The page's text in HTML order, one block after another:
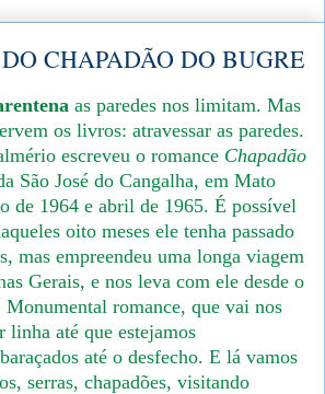
CHAPADÃO DO BUGRE
as paredes nos limitam. Mas
os livros: atravessar as paredes.
escreveu o romance Chapadão
São José do Cangalha, em Mato
de 1964 e abril de 1965. É possível
oito meses ele tenha passado
mas empreendeu uma longa viagem
Gerais, e nos leva com ele desde o
romance, que vai nos
linha até que estejamos
até o desfecho. E lá vamos
serras, chapadões, visitando